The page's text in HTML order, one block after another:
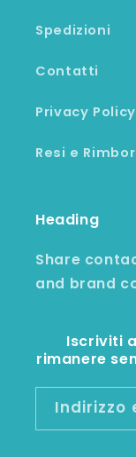
Spedizioni
Contatti
Privacy Policy
Resi e
Heading
Share
and brand
Iscriviti
rimanere
Indirizzo